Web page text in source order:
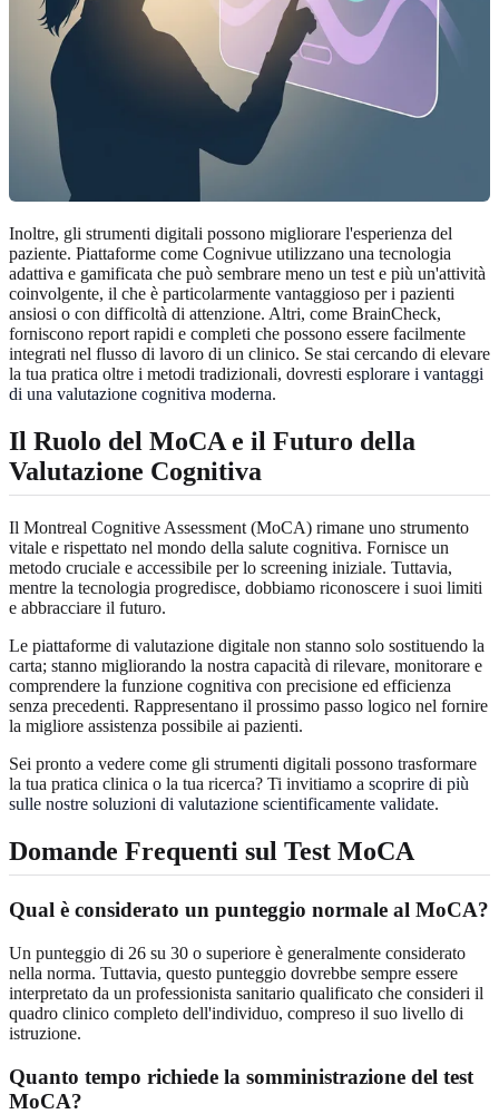
Inoltre, gli strumenti digitali possono migliorare l'esperienza del
paziente. Piattaforme come Cognivue utilizzano una tecnologia
adattiva e gamificata che può sembrare meno un test e più un'attività
coinvolgente, il che è particolarmente vantaggioso per i pazienti
ansiosi o con difficoltà di attenzione. Altri, come BrainCheck,
forniscono report rapidi e completi che possono essere facilmente
integrati nel flusso di lavoro di un clinico. Se stai cercando di elevare
la tua pratica oltre i metodi tradizionali, dovresti esplorare i vantaggi
di una valutazione cognitiva moderna.
Il Ruolo del MoCA e il Futuro della
Valutazione Cognitiva
Il Montreal Cognitive Assessment (MoCA) rimane uno strumento
vitale e rispettato nel mondo della salute cognitiva. Fornisce un
metodo cruciale e accessibile per lo screening iniziale. Tuttavia,
mentre la tecnologia progredisce, dobbiamo riconoscere i suoi limiti
e abbracciare il futuro.
Le piattaforme di valutazione digitale non stanno solo sostituendo la
carta; stanno migliorando la nostra capacità di rilevare, monitorare e
comprendere la funzione cognitiva con precisione ed efficienza
senza precedenti. Rappresentano il prossimo passo logico nel fornire
la migliore assistenza possibile ai pazienti.
Sei pronto a vedere come gli strumenti digitali possono trasformare
la tua pratica clinica o la tua ricerca? Ti invitiamo a scoprire di più
sulle nostre soluzioni di valutazione scientificamente validate.
Domande Frequenti sul Test MoCA
Qual è considerato un punteggio normale al MoCA?
Un punteggio di 26 su 30 o superiore è generalmente considerato
nella norma. Tuttavia, questo punteggio dovrebbe sempre essere
interpretato da un professionista sanitario qualificato che consideri il
quadro clinico completo dell'individuo, compreso il suo livello di
istruzione.
Quanto tempo richiede la somministrazione del test
MoCA?